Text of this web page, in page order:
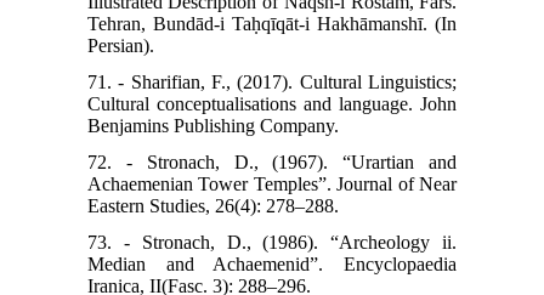
Tehran, Bundād-i Taḥqīqāt-i Hakhāmanshī. (In
Persian).
71. - Sharifian, F., (2017). Cultural Linguistics;
Cultural conceptualisations and language. John
Benjamins Publishing Company.
72. - Stronach, D., (1967). “Urartian and
Achaemenian Tower Temples”. Journal of Near
Eastern Studies, 26(4): 278–288.
73. - Stronach, D., (1986). “Archeology ii.
Median and Achaemenid”. Encyclopaedia
Iranica, II(Fasc. 3): 288–296.